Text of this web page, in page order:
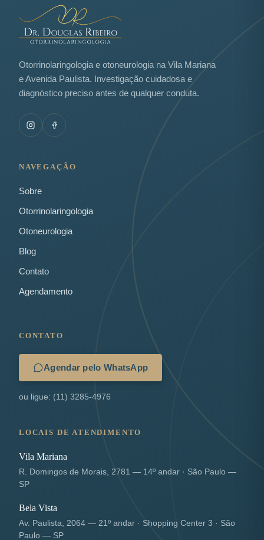
Otorrinolaringologia e otoneurologia na Vila Mariana
e Avenida Paulista. Investigação cuidadosa e
diagnóstico preciso antes de qualquer conduta.
NAVEGAÇÃO
Sobre
Otorrinolaringologia
Otoneurologia
Blog
Contato
Agendamento
CONTATO
Agendar pelo WhatsApp
ou ligue: (11) 3285-4976
LOCAIS DE ATENDIMENTO
Vila Mariana
R. Domingos de Morais, 2781 — 14º andar · São Paulo —
SP
Bela Vista
Av. Paulista, 2064 — 21º andar · Shopping Center 3 · São
Paulo — SP